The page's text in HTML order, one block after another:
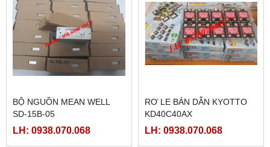
BỘ NGUỒN MEAN WELL
SD-15B-05
LH: 0938.070.068
RƠ LE BÁN DẪN KYOTTO
KD40C40AX
LH: 0938.070.068